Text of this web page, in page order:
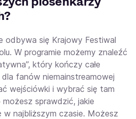
odbywa się Krajowy Festiwal
W programie możemy znaleźć
który kończy całe
fanów niemainstreamowej
wejściówki i wybrać się tam
sprawdzić, jakie
najbliższym czasie. Możesz